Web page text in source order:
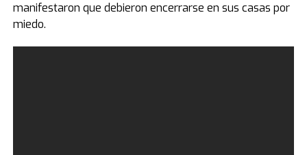
manifestaron que debieron encerrarse en sus casas por
miedo.